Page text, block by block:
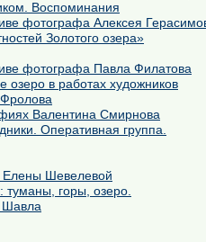
Воспоминания
фотографа Алексея
охотники окрестностей Золотого озера»
фотографа Павла Филатова
озеро в работах художников
Валентина Смирнова
Оперативная группа.
Елены Шевелевой
туманы, горы, озеро.
Шавла